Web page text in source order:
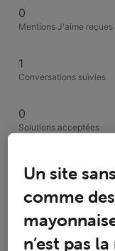
0
Mentions J'aime reçues
1
Conversations suivies
0
Solutions acceptées
Activités de
Toutesles
Selected
Un site
comme
n’est pas